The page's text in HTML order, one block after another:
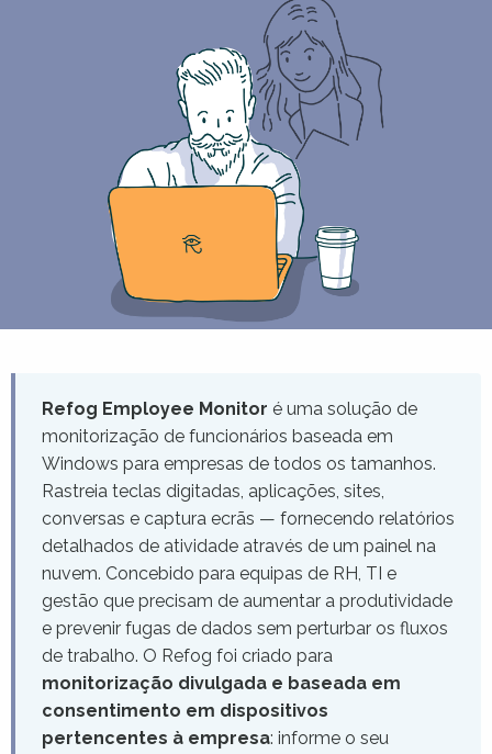
Refog Employee Monitor é uma solução de
monitorização de funcionários baseada em
Windows para empresas de todos os tamanhos.
Rastreia teclas digitadas, aplicações, sites,
conversas e captura ecrãs — fornecendo relatórios
detalhados de atividade através de um painel na
nuvem. Concebido para equipas de RH, TI e
gestão que precisam de aumentar a produtividade
e prevenir fugas de dados sem perturbar os fluxos
de trabalho. O Refog foi criado para
monitorização divulgada e baseada em
consentimento em dispositivos
pertencentes à empresa: informe o seu